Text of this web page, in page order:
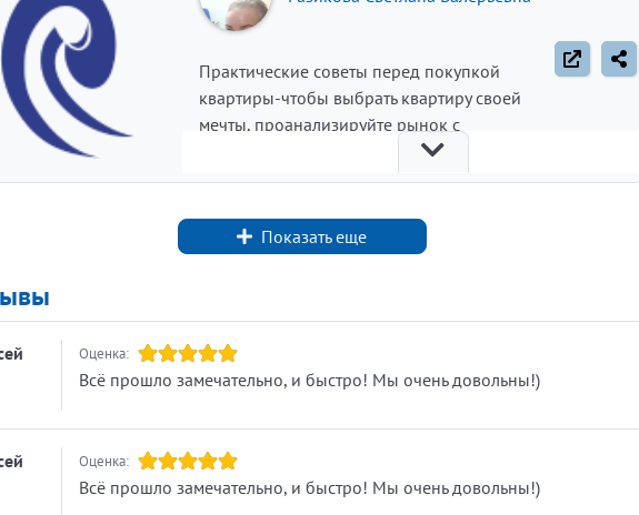
Практические советы перед покупкой
квартиры-чтобы выбрать квартиру своей
мечты, проанализируйте рынок с
похожими вариантами, так вы поймёте
среднюю цену.
При осмотре понравившегося варианта
оценивайте не только ремонт, а также
без критики.
Обязательно проверьте все документы и
Не менее важно узнать о долгах по
коммунальным платежам . Важно: долги
Показать еще
Оценка:
Всё прошло замечательно, и быстро! Мы очень довольны!)
Оценка:
Всё прошло замечательно, и быстро! Мы очень довольны!)